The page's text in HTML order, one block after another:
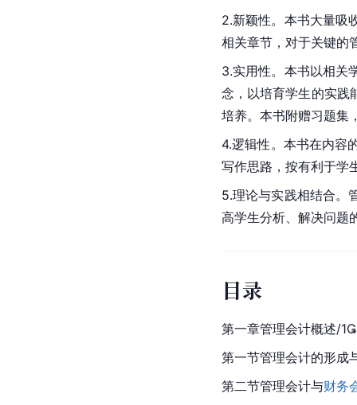
2.新颖性。本书大量吸
相关章节，对于关键的
3.实用性。本书以相关
念，以培育学生的实践
培养。本书附赠习题集
4.逻辑性。本书在内容
写作思路，按有利于学
5.理论与实践相结合。
高学生分析、解决问题
目录
第一章管理会计概述/1
第一节管理会计的形成
第二节管理会计与财务